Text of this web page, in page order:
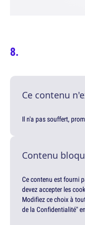
Ce contenu
Il n'a pas souffert,
Contenu
Ce contenu est fourni
devez accepter les
Modifiez ce choix à
de la Confidentialité"